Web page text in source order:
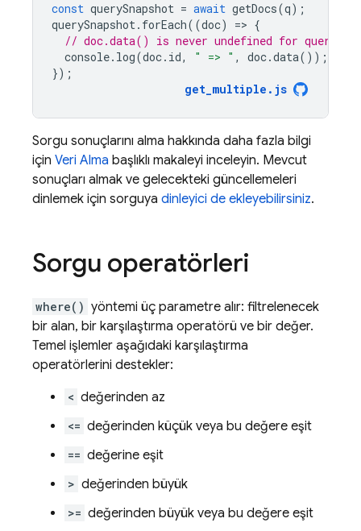
const querySnapshot = await getDocs(q);
querySnapshot. forEach((doc) => {
// doc.data() is never undefined for query doc
console. log(doc. id, " => " , doc.data());
});
get_multiple . js
Sorgu sonuçlarını alma hakkında daha fazla bilgi
için Veri Alma başlıklı makaleyi inceleyin. Mevcut
sonuçları almak ve gelecekteki güncellemeleri
dinlemek için sorguya dinleyici de ekleyebilirsiniz.
Sorgu operatörleri
where() yöntemi üç parametre alır: filtrelenecek
bir alan, bir karşılaştırma operatörü ve bir değer.
Temel işlemler aşağıdaki karşılaştırma
operatörlerini destekler:
< değerinden az
<= değerinden küçük veya bu değere eşit
== değerine eşit
> değerinden büyük
>= değerinden büyük veya bu değere eşit